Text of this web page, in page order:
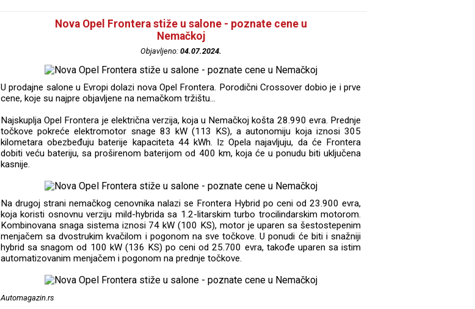
Nova Opel Frontera stiže u salone - poznate cene u
Nemačkoj
Objavljeno: 04.07.2024.
U prodajne salone u Evropi dolazi nova Opel Frontera. Porodični Crossover dobio je i prve
cene, koje su najpre objavljene na nemačkom tržištu...
Najskuplja Opel Frontera je električna verzija, koja u Nemačkoj košta 28.990 evra. Prednje
točkove pokreće elektromotor snage 83 kW (113 KS), a autonomiju koja iznosi 305
kilometara obezbeđuju baterije kapaciteta 44 kWh. Iz Opela najavljuju, da će Frontera
dobiti veću bateriju, sa proširenom baterijom od 400 km, koja će u ponudu biti uključena
kasnije.
Na drugoj strani nemačkog cenovnika nalazi se Frontera Hybrid po ceni od 23.900 evra,
koja koristi osnovnu verziju mild-hybrida sa 1.2-litarskim turbo trocilindarskim motorom.
Kombinovana snaga sistema iznosi 74 kW (100 KS), motor je uparen sa šestostepenim
menjačem sa dvostrukim kvačilom i pogonom na sve točkove. U ponudi će biti i snažniji
hybrid sa snagom od 100 kW (136 KS) po ceni od 25.700 evra, takođe uparen sa istim
automatizovanim menjačem i pogonom na prednje točkove.
Automagazin.rs